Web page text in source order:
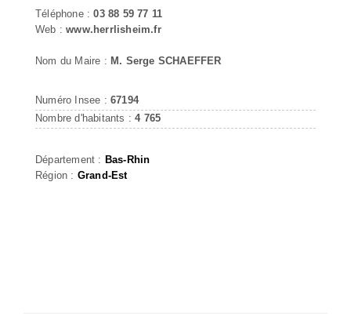
Téléphone :03 88 59 77 11
Web :www.herrlisheim.fr
Nom du Maire : M. Serge SCHAEFFER
Numéro Insee : 67194
Nombre d'habitants :4 765
Département : Bas-Rhin
Région : Grand-Est